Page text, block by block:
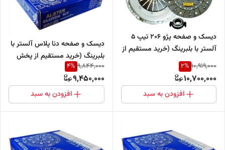
دیسک و صفحه پژو 206 تیپ 5
آلستر با بلبرینگ (خرید مستقیم از
پخش کننده)
10,919,000
2%
10,700,000
افزودن به سبد
دیسک و صفحه دنا پلاس آلستر با
بلبرینگ (خرید مستقیم از پخش
کننده)
9,844,000
4%
9,450,000
افزودن به سبد